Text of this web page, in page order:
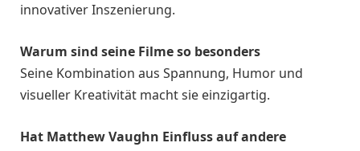
innovativer Inszenierung.
Warum sind seine Filme so besonders
Seine Kombination aus Spannung, Humor und
visueller Kreativität macht sie einzigartig.
Hat Matthew Vaughn Einfluss auf andere